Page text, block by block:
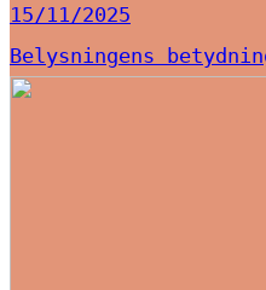
15/11/2025
Belysningens